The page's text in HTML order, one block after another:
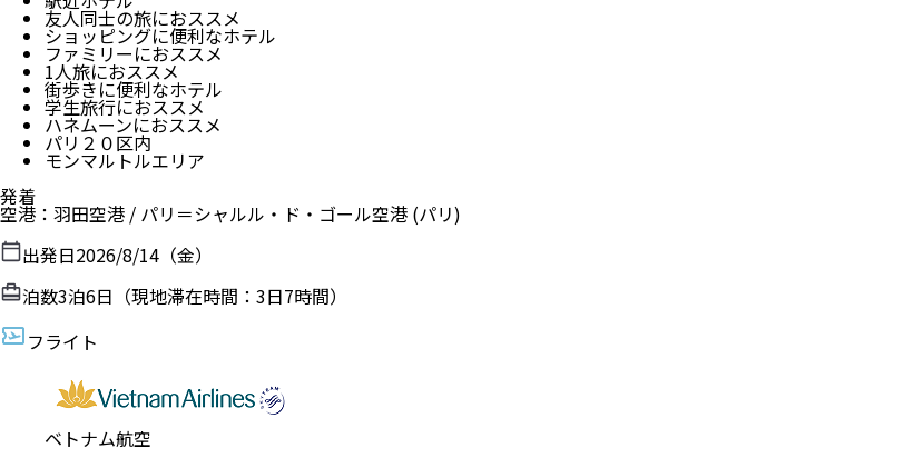
友人同士の旅におススメ
ショッピングに便利なホテル
ファミリーにおススメ
1人旅におススメ
街歩きに便利なホテル
学生旅行におススメ
ハネムーンにおススメ
パリ２０区内
モンマルトルエリア
発着
空港 ： 羽田空港 / パリ＝シャルル・ド・ゴール空港 (パリ)
出発日2026/8/14（金）
泊数3泊6日（現地滞在時間： 3日7時間）
フライト
ベトナム航空